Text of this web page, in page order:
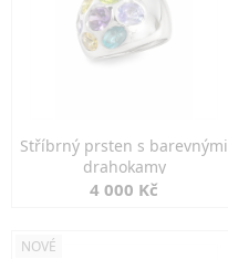
Stříbrný prsten s barevnými
drahokamy
4 000 Kč
NOVÉ